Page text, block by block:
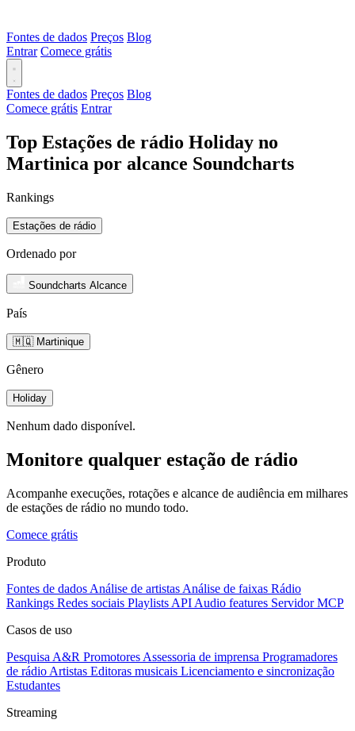
Fontes de dados Preços Blog
Entrar Comece grátis
Fontes de dados Preços Blog
Comece grátis Entrar
Top Estações de rádio Holiday no
Martinica por alcance Soundcharts
Rankings
Estações de rádio
Ordenado por
Soundcharts Alcance
País
🇲🇶 Martinique
Gênero
Holiday
Nenhum dado disponível.
Monitore qualquer estação de rádio
Acompanhe execuções, rotações e alcance de audiência em milhares
de estações de rádio no mundo todo.
Comece grátis
Produto
Fontes de dados Análise de artistas Análise de faixas Rádio
Rankings Redes sociais Playlists API Audio features Servidor MCP
Casos de uso
Pesquisa A&R Promotores Assessoria de imprensa Programadores
de rádio Artistas Editoras musicais Licenciamento e sincronização
Estudantes
Streaming